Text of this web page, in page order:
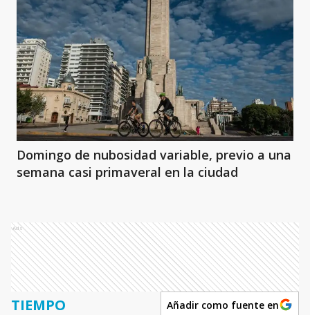
Domingo de nubosidad variable, previo a una
semana casi primaveral en la ciudad
Ads
TIEMPO Añadir como fuente en